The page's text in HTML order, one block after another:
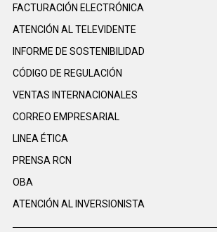
FACTURACIÓN ELECTRÓNICA
ATENCIÓN AL TELEVIDENTE
INFORME DE SOSTENIBILIDAD
CÓDIGO DE REGULACIÓN
VENTAS INTERNACIONALES
CORREO EMPRESARIAL
LINEA ÉTICA
PRENSA RCN
OBA
ATENCIÓN AL INVERSIONISTA